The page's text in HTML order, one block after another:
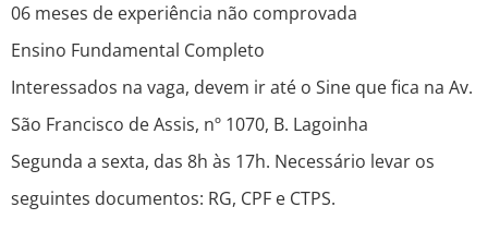
06 meses de experiência não comprovada
Ensino Fundamental Completo
Interessados na vaga, devem ir até o Sine que fica na Av.
São Francisco de Assis, nº 1070, B. Lagoinha
Segunda a sexta, das 8h às 17h. Necessário levar os
seguintes documentos: RG, CPF e CTPS.